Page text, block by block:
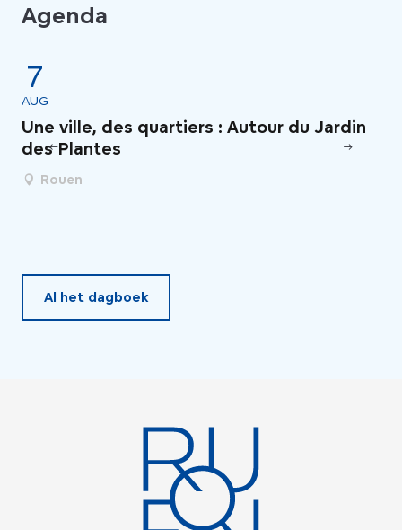
Agenda
7
AUG
Une ville, des quartiers : Autour du Jardin
des Plantes
Rouen
Al het dagboek